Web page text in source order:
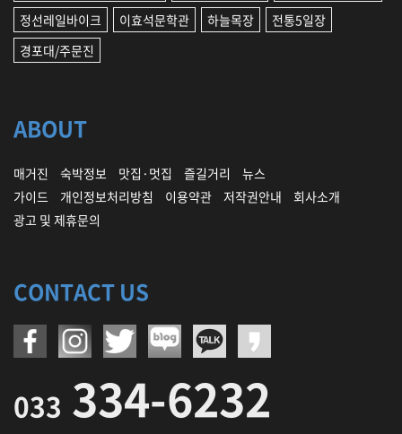
정선레일바이크
이효석문학관 하늘목장
전통5일장
경포대/주문진
ABOUT
매거진 숙박정보 맛집·멋집 즐길거리
뉴스
가이드
개인정보처리방침 이용약관 저작권안내
회사소개
광고 및 제휴문의
CONTACT US
033 334-6232